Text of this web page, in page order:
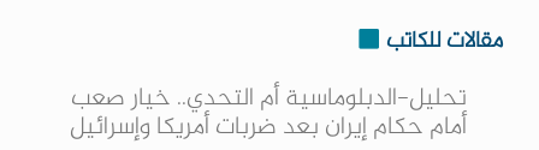
مقالات للكاتب
تحليل-الدبلوماسية أم التحدي.. خيار صعب
أمام حكام إيران بعد ضربات أمريكا وإسرائيل